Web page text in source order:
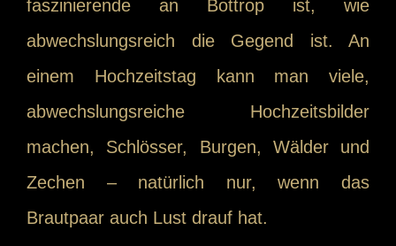
faszinierende an Bottrop ist, wie
abwechslungsreich die Gegend ist. An
einem Hochzeitstag kann man viele,
abwechslungsreiche Hochzeitsbilder
machen, Schlösser, Burgen, Wälder und
Zechen – natürlich nur, wenn das
Brautpaar auch Lust drauf hat.